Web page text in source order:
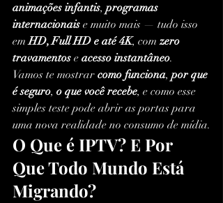
animações infantis, programas
internacionais e muito mais — tudo isso
em HD, Full HD e até 4K, com zero
travamentos e acesso instantâneo.
Vamos te mostrar como funciona, por que
é seguro, o que você recebe, e como esse
simples teste pode abrir as portas para
uma nova realidade no consumo de mídia.
O Que é IPTV? E Por
Que Todo Mundo Está
Migrando?